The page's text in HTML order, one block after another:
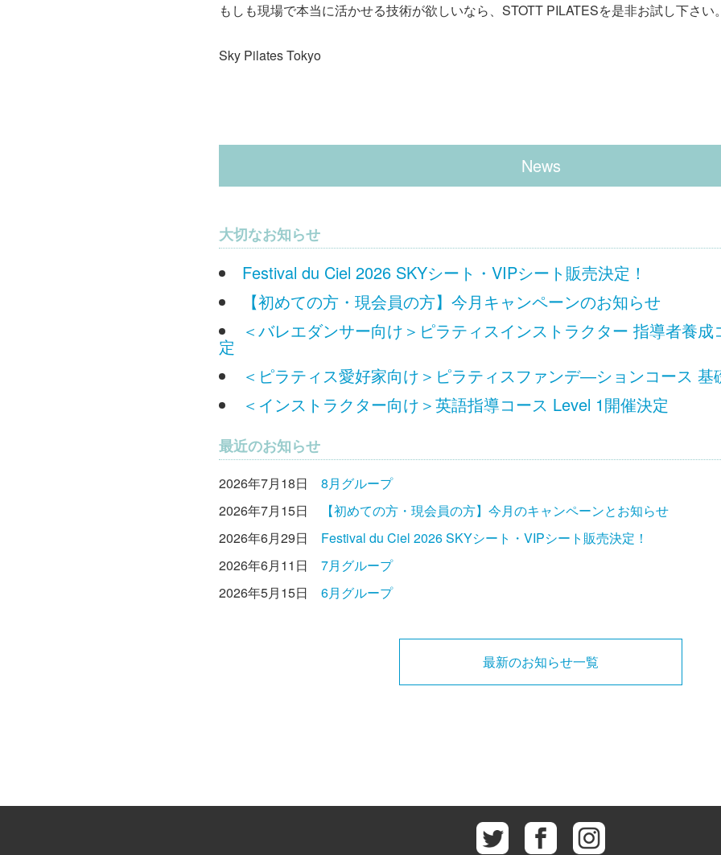
もしも現場で本当に活かせる技術が欲しいなら、STOTT PILATESを是非お試し下さい
Sky Pilates Tokyo
News
大切なお知らせ
Festival du Ciel 2026 SKYシート・VIPシート販売決定！
【初めての方・現会員の方】今月キャンペーンのお知らせ
＜バレエダンサー向け＞ピラティスインストラクター 指導者養
定
＜ピラティス愛好家向け＞ピラティスファンデ―ションコース 基
＜インストラクター向け＞英語指導コース Level 1開催決定
最近のお知らせ
2026年7月18日
8月グループ
2026年7月15日
【初めての方・現会員の方】今月のキャンペーンとお知らせ
2026年6月29日
Festival du Ciel 2026 SKYシート・VIPシート販売決定！
2026年6月11日
7月グループ
2026年5月15日
6月グループ
最新のお知らせ一覧